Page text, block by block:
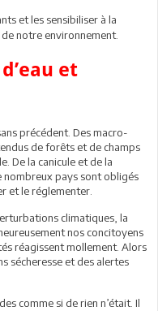
et les sensibiliser à la
notre environnement.
et
précédent. Des macro-
de forêts et de champs
De la canicule et de la
nombreux pays sont obligés
et le réglementer.
climatiques, la
nos concitoyens
réagissent mollement. Alors
sécheresse et des alertes
comme si de rien n’était. Il